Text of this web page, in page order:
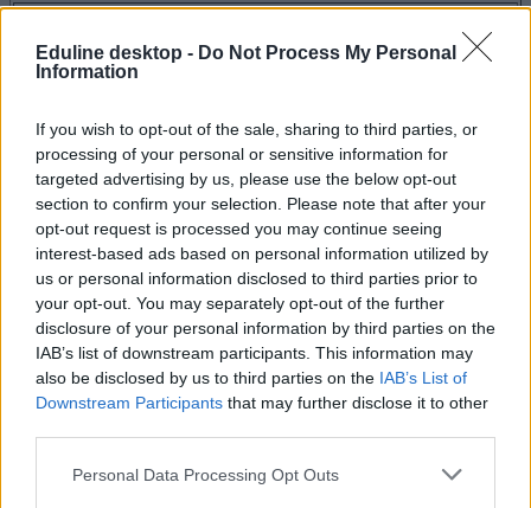
Eduline desktop - Do Not Process My Personal
Information
If you wish to opt-out of the sale, sharing to third parties, or
processing of your personal or sensitive information for
targeted advertising by us, please use the below opt-out
section to confirm your selection. Please note that after your
opt-out request is processed you may continue seeing
interest-based ads based on personal information utilized by
us or personal information disclosed to third parties prior to
your opt-out. You may separately opt-out of the further
disclosure of your personal information by third parties on the
IAB’s list of downstream participants. This information may
also be disclosed by us to third parties on the IAB’s List of
Downstream Participants that may further disclose it to other
Personal Data Processing Opt Outs
Tetszett a cikk? Kövess minket a Facebookon is, és nem fogsz
lemaradni a fontos hírekről!